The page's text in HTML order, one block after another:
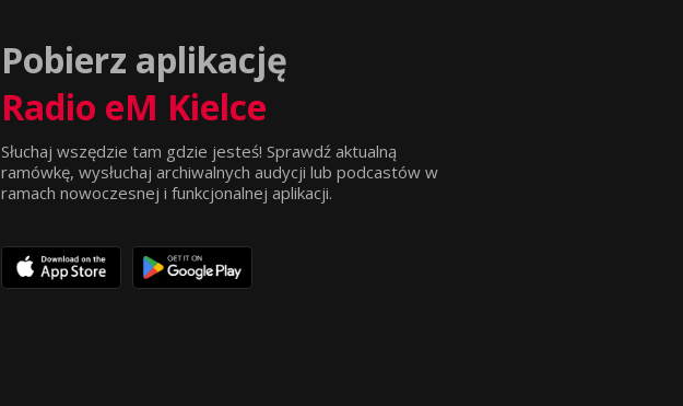
Pobierz aplikację
Radio eM Kielce
Słuchaj wszędzie tam gdzie jesteś! Sprawdź aktualną
ramówkę, wysłuchaj archiwalnych audycji lub podcastów w
ramach nowoczesnej i funkcjonalnej aplikacji.